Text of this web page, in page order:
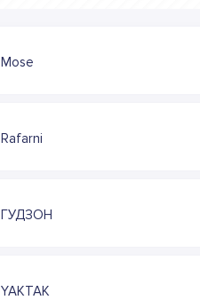
Mose
Rafarni
ГУДЗОН
YAKTAK